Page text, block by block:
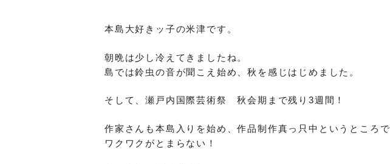
本島大好きッ子の米津です。
朝晩は少し冷えてきましたね。
島では鈴虫の音が聞こえ始め、秋を感じはじめました。
そして、瀬戸内国際芸術祭 秋会期まで残り3週間！
作家さんも本島入りを始め、作品制作真っ只中というところで
ワクワクがとまらない！